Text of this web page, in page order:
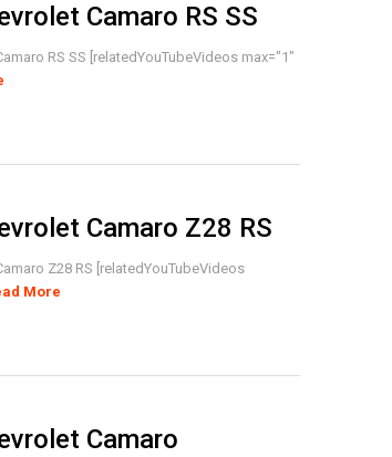
Camaro RS SS
RS SS [relatedYouTubeVideos max="1"
Camaro Z28 RS
Z28 RS [relatedYouTubeVideos
More
Camaro